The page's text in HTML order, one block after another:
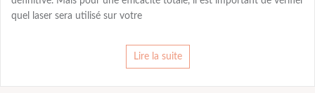
quel laser sera utilisé sur votre
Lire la suite